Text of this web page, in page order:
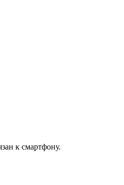
к смартфону.